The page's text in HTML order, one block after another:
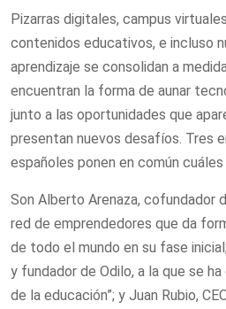
Pizarras digitales, campus
contenidos educativos, e incluso
aprendizaje se consolidan a
encuentran la forma de aunar
junto a las oportunidades que
presentan nuevos desafíos. Tres
españoles ponen en común
Son Alberto Arenaza, cofundador
red de emprendedores que da
de todo el mundo en su fase
y fundador de Odilo, a la que se
de la educación”; y Juan Rubio,